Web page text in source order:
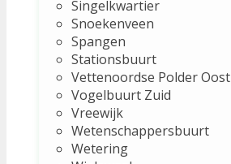
Singelkwartier
Snoekenveen
Spangen
Stationsbuurt
Vettenoordse Polder Oost
Vogelbuurt Zuid
Vreewijk
Wetenschappersbuurt
Wetering